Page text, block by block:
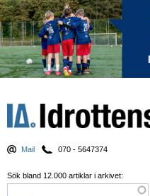
Mail 070 - 5647374
Sök bland 12.000 artiklar i arkivet: